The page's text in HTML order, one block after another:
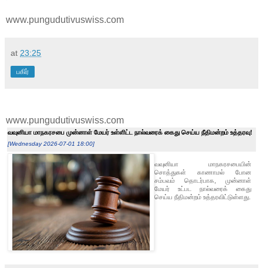
www.pungudutivuswiss.com
at 23:25
பகிர்
www.pungudutivuswiss.com
வவுனியா மாநகரசபை முன்னாள் மேயர் உள்ளிட்ட நால்வரைக் கைது செய்ய நீதிமன்றம் உத்தரவு!
[Wednesday 2026-07-01 18:00]
வவுனியா மாநகரசபையின்
சொத்துகள் காணாமல் போன
சம்பவம் தொடர்பாக, முன்னாள்
மேயர் உட்பட நால்வரைக் கைது
செய்ய நீதிமன்றம் உத்தரவிட்டுள்ளது.